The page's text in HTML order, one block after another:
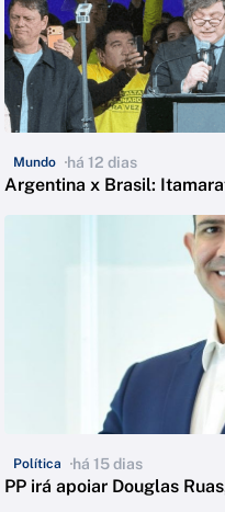
Mundo há 12 dias
Argentina x Brasil:
Política há 15 dias
PP irá apoiar Douglas